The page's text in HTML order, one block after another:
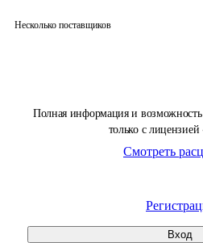
Полная информация и возможность
только с
Смотреть
Вход
Несколько поставщиков